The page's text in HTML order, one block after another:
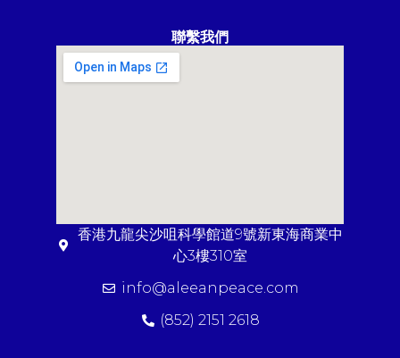
聯繫我們
香港九龍尖沙咀科學館道9號新東海商業中
心3樓310室
info@aleeanpeace.com
(852) 2151 2618